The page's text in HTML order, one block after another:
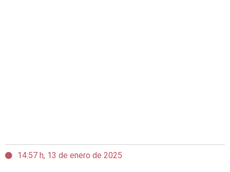
14:57 h, 13 de enero de 2025